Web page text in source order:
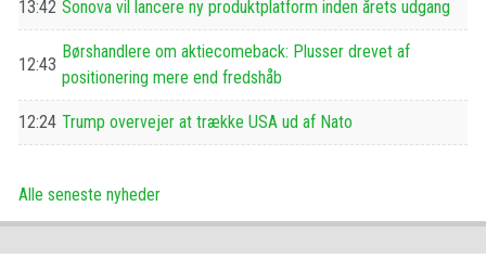
13:42 Sonova vil lancere ny produktplatform inden årets udgang
12:43
Børshandlere om aktiecomeback: Plusser drevet af
positionering mere end fredshåb
12:24 Trump overvejer at trække USA ud af Nato
Alle seneste nyheder